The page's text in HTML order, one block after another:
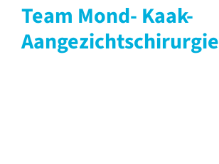
Team Mond- Kaak-
Aangezichtschirurgie